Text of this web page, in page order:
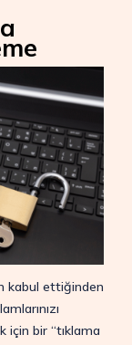
kabul ettiğinden
için bir “tıklama